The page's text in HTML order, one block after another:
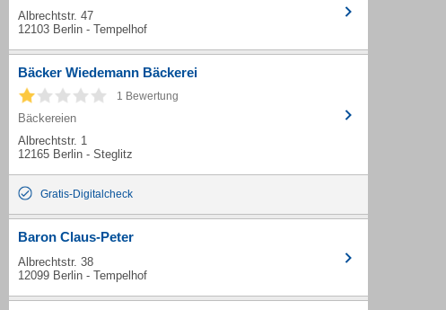
Albrechtstr. 47
12103 Berlin - Tempelhof
Bäcker Wiedemann Bäckerei
1 Bewertung
Bäckereien
Albrechtstr. 1
12165 Berlin - Steglitz
Gratis-Digitalcheck
Baron Claus-Peter
Albrechtstr. 38
12099 Berlin - Tempelhof